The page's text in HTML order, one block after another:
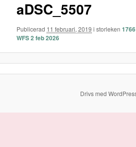
aDSC_5507
Publicerad 11 februari, 2019 i storleken
WFS 2 feb 2026
Drivs med